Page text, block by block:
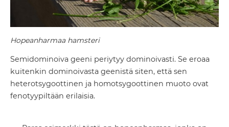
Hopeanharmaa hamsteri
Semidominoiva geeni periytyy dominoivasti. Se eroaa
kuitenkin dominoivasta geenistä siten, että sen
heterotsygoottinen ja homotsygoottinen muoto ovat
fenotyypiltään erilaisia.